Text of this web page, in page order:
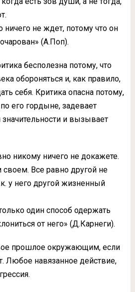
ничего не ждет, потому что он
(А.Поп).
бесполезна потому, что
обороняться и, как правило,
себя. Критика опасна потому,
его гордыне, задевает
и вызывает
никому ничего не докажете.
Все равно другой не
у него другой жизненный
один способ одержать
от него» (Д.Карнеги).
прошлое окружающим, если
Любое навязанное действие,